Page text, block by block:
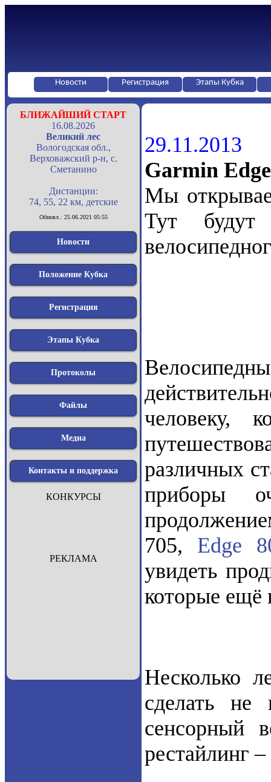
Новости Регистрация Этапы Кубка
БЛИЖАЙШИЙ СТАРТ
16.08.2026
Великий лес
Вологодская обл.,
Верховажский р-н, с.
Сметанино
Дистанции:
74, 55, 22 км, детские
Обновл.: 25.06.2021 05:55
Новости
Положение Кубка
Регистрация
Этапы Кубка
Протоколы
Файлы
Медиа
Контакты и поддержка
КОНКУРСЫ
РЕКЛАМА
29.11.2013
Garmin
Мы
Тут будут
человеку,
различных
приборы
705, Edge
увидеть
которые ещё
Несколько
сделать
сенсорный
рестайлинг –